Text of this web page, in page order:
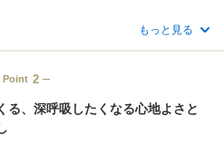
もっと見る
Point 2
る、深呼吸したくなる心地よさと